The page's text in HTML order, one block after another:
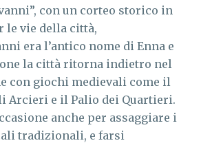
con un corteo storico in
le vie della città,
era l’antico nome di Enna e
la città ritorna indietro nel
con giochi medievali come il
Arcieri e il Palio dei Quartieri.
anche per assaggiare i
tradizionali, e farsi